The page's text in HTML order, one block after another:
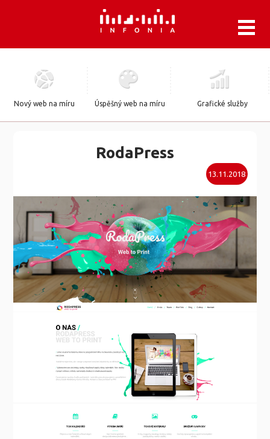
RodaPress
13.11.2018
Nový web na míru Úspěšný web na míru Grafické služby